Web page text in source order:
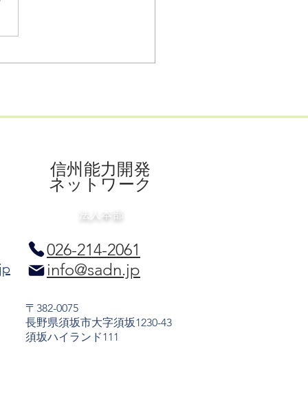
進化する福祉の現場：
​信州能力開発
ネットワーク
法人本部
026-214-2061
info@sadn.jp
〒382-0075
長野県須坂市大字須坂1230-43
​須坂ハイランド111